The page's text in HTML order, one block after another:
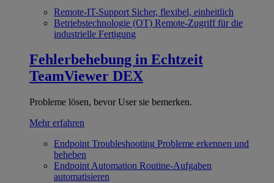
Remote-IT-Support Sicher, flexibel, einheitlich
Betriebstechnologie (OT) Remote-Zugriff für die
industrielle Fertigung
Fehlerbehebung in Echtzeit
TeamViewer DEX
Probleme lösen, bevor User sie bemerken.
Mehr erfahren
Endpoint Troubleshooting Probleme erkennen und
beheben
Endpoint Automation Routine-Aufgaben
automatisieren